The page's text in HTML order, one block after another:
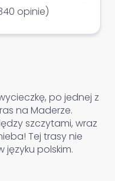
po jednej z
na Maderze.
szczytami, wraz
Tej trasy nie
polskim.
opinie)